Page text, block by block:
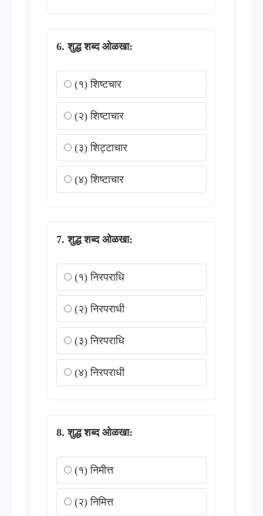
शुद्ध शब्द ओळखा:
(१) शिष्टचार
(२) शिष्टाचार
(३) शिट्टाचार
(४) शिष्टाचार
शुद्ध शब्द ओळखा:
(१) निरपराधि
(२) निरपराधी
(३) निरपराधि
(४) निरपराधी
शुद्ध शब्द ओळखा:
(१) निमीत्त
(२) निमित्त